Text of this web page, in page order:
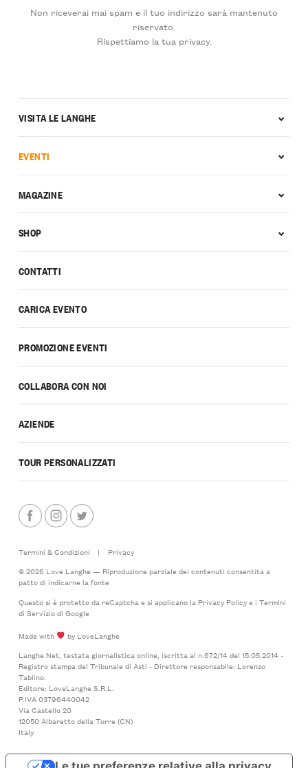
Non riceverai mai spam e il tuo indirizzo sarà mantenuto
riservato.
Rispettiamo la tua privacy.
CONTATTI
CARICA EVENTO
PROMOZIONE EVENTI
COLLABORA CON NOI
AZIENDE
TOUR PERSONALIZZATI
VISITA LE LANGHE
EVENTI
MAGAZINE
SHOP
Termini & Condizioni |
Privacy
© 2026 Love Langhe — Riproduzione parziale dei contenuti consentita a
patto di indicarne la fonte
Questo si è protetto da reCaptcha e si applicano la Privacy Policye i Termini
di Serviziodi Google
Made with
by LoveLanghe
Langhe.Net, testata giornalistica online, iscritta al n.672/14 del 15.05.2014 -
Registro stampa del Tribunale di Asti - Direttore responsabile: Lorenzo
Tablino.
Editore: LoveLanghe S.R.L.
P.IVA 03796440042
Via Castello 20
12050 Albaretto della Torre (CN)
Italy